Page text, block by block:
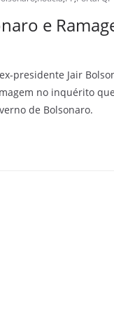
e
presidente Jair
no inquérito
de Bolsonaro.